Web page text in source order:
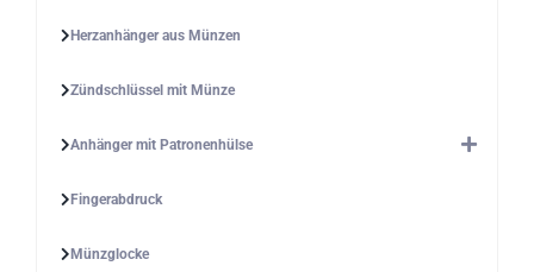
Herzanhänger aus Münzen
Zündschlüssel mit Münze
Anhänger mit Patronenhülse
Fingerabdruck
Münzglocke